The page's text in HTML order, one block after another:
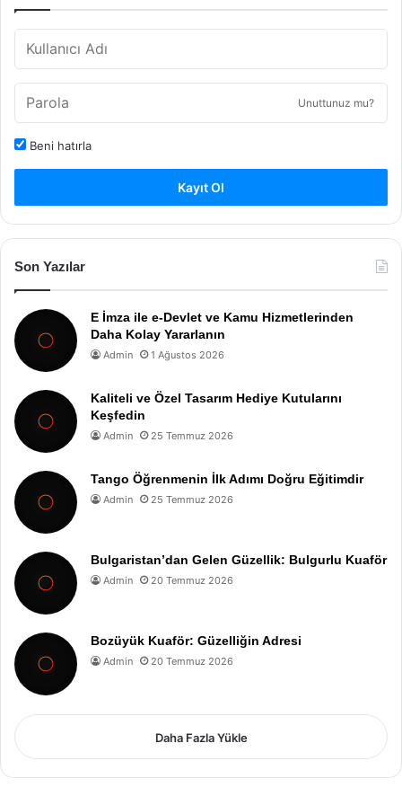
Unuttunuz mu?
Beni hatırla
Kayıt Ol
Son Yazılar
E İmza ile e-Devlet ve Kamu Hizmetlerinden
Daha Kolay Yararlanın
Admin 1 Ağustos 2026
Kaliteli ve Özel Tasarım Hediye Kutularını
Keşfedin
Admin 25 Temmuz 2026
Tango Öğrenmenin İlk Adımı Doğru Eğitimdir
Admin 25 Temmuz 2026
Bulgaristan’dan Gelen Güzellik: Bulgurlu Kuaför
Admin 20 Temmuz 2026
Bozüyük Kuaför: Güzelliğin Adresi
Admin 20 Temmuz 2026
Daha Fazla Yükle